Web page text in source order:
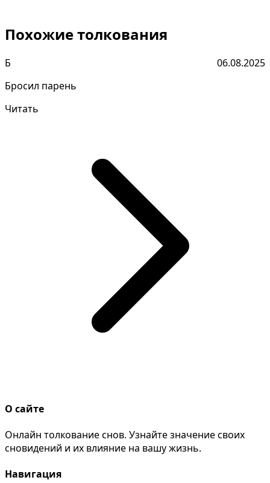
Похожие толкования
Б
06.08.2025
Бросил парень
Читать
О сайте
Онлайн толкование снов. Узнайте значение своих
сновидений и их влияние на вашу жизнь.
Навигация